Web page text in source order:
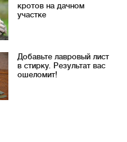
кротов на дачном
участке
Добавьте лавровый лист
в стирку. Результат вас
ошеломит!